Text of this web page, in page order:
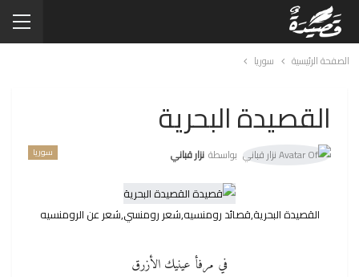
الصفحة الرئيسية سوريا
القصيدة البحرية
سوريا بواسطة نزار قباني
القصيدة البحرية,قصائد رومنسيه,شعر رومنسي,شعر عن الرومنسيه
في مرفأ عينيك الأزرق